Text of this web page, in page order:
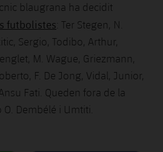
blaugrana ha decidit
futbolistes: Ter Stegen, N.
Sergio, Todibo, Arthur,
M. Wague, Griezmann,
F. De Jong, Vidal, Junior,
Fati. Queden fora de la
Dembélé i Umtiti.